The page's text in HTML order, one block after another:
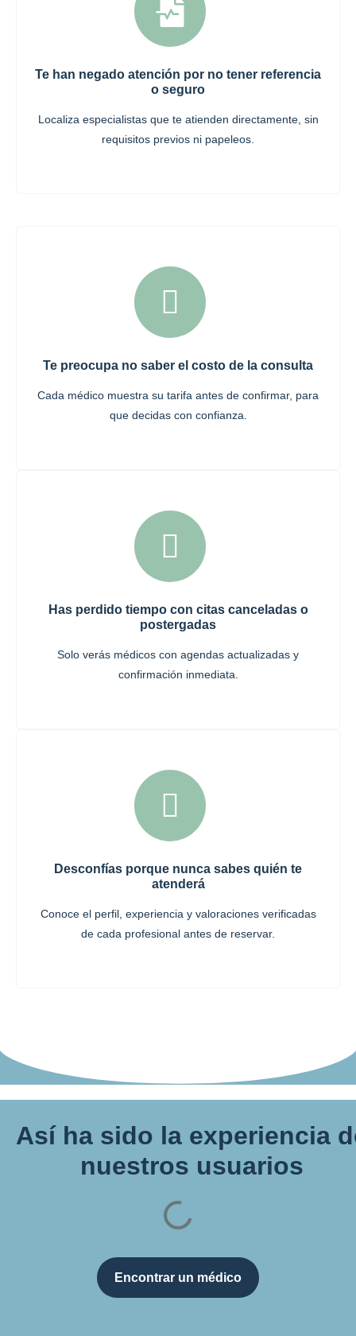
Te han negado atención por no tener referencia
o seguro
Localiza especialistas que te atienden directamente, sin
requisitos previos ni papeleos.
Te preocupa no saber el costo de la consulta
Cada médico muestra su tarifa antes de confirmar, para
que decidas con confianza.
Has perdido tiempo con citas canceladas o
postergadas
Solo verás médicos con agendas actualizadas y
confirmación inmediata.
Desconfías porque nunca sabes quién te
atenderá
Conoce el perfil, experiencia y valoraciones verificadas
de cada profesional antes de reservar.
Así ha sido la experiencia
nuestros usuarios
Encontrar un médico